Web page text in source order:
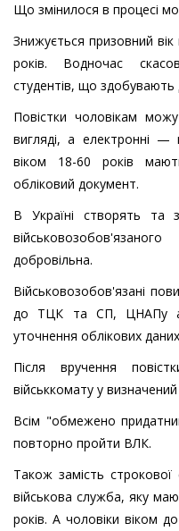
Що змінилося в процесі
Знижується призовний
років. Водночас
студентів, що здобувають
Повістки чоловікам
вигляді, а електронні
віком 18-60 років
обліковий документ.
В Україні створять та
добровільна.
Військовозобов'язані
до ТЦК та СП, ЦНАПу
уточнення облікових
Після вручення
військкомату у
Всім "обмежено
повторно пройти ВЛК.
Також замість
військова служба, яку
років. А чоловіки віком